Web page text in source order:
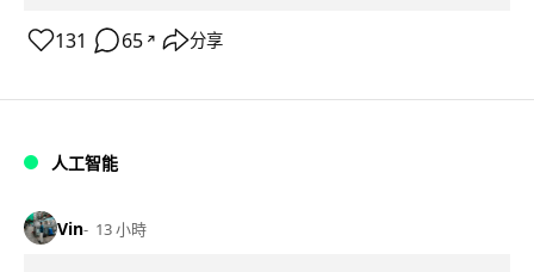
131 65 ↗ 分享
人工智能
Vin 13 小時